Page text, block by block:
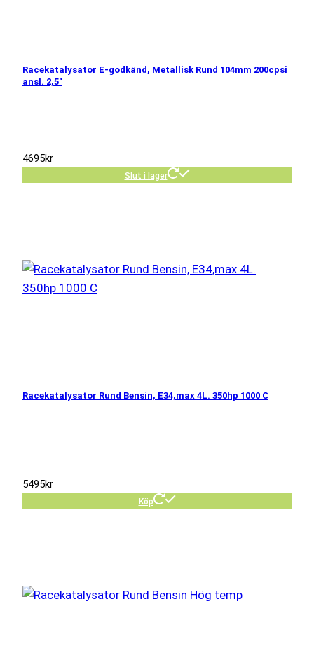
Racekatalysator E-godkänd, Metallisk Rund 104mm 200cpsi
ansl. 2,5″
4695kr
Slut i lager
Racekatalysator Rund Bensin, E34,max 4L. 350hp 1000 C
5495kr
Köp